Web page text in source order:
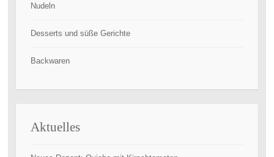
Nudeln
Desserts und süße Gerichte
Backwaren
Aktuelles